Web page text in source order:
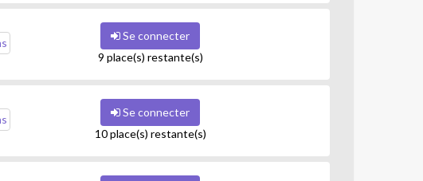
Se connecter
9 place(s) restante(s)
Se connecter
10 place(s) restante(s)